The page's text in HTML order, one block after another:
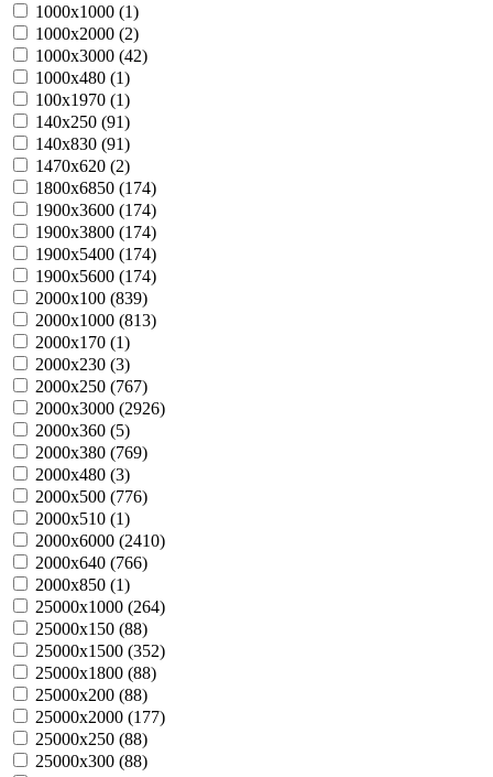
1000х1000 (1)
1000х2000 (2)
1000х3000 (42)
1000х480 (1)
100х1970 (1)
140х250 (91)
140х830 (91)
1470х620 (2)
1800х6850 (174)
1900х3600 (174)
1900х3800 (174)
1900х5400 (174)
1900х5600 (174)
2000х100 (839)
2000х1000 (813)
2000х170 (1)
2000х230 (3)
2000х250 (767)
2000х3000 (2926)
2000х360 (5)
2000х380 (769)
2000х480 (3)
2000х500 (776)
2000х510 (1)
2000х6000 (2410)
2000х640 (766)
2000х850 (1)
25000х1000 (264)
25000х150 (88)
25000х1500 (352)
25000х1800 (88)
25000х200 (88)
25000х2000 (177)
25000х250 (88)
25000х300 (88)